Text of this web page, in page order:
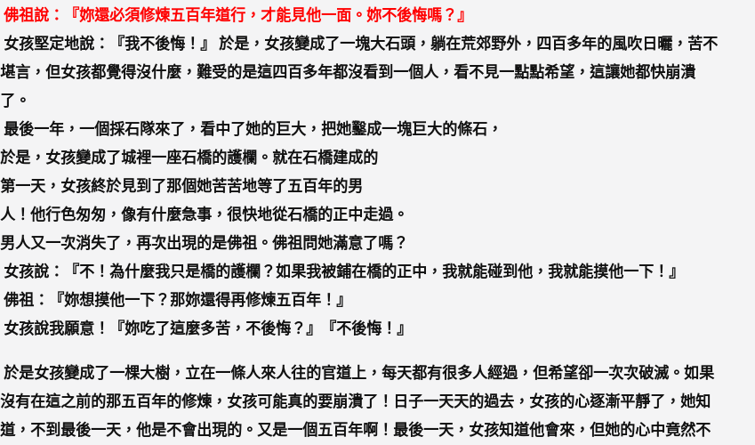
佛祖說：『妳還必須修煉五百年道行，才能見他一面。妳不後悔嗎？』
女孩堅定地說：『我不後悔！』 於是，女孩變成了一塊大石頭，躺在荒郊野外，四百多年的風吹日曬，苦不
堪言，但女孩都覺得沒什麼，難受的是這四百多年都沒看到一個人，看不見一點點希望，這讓她都快崩潰
了。
最後一年，一個採石隊來了，看中了她的巨大，把她鑿成一塊巨大的條石，
於是，女孩變成了城裡一座石橋的護欄。就在石橋建成的
第一天，女孩終於見到了那個她苦苦地等了五百年的男
人！他行色匆匆，像有什麼急事，很快地從石橋的正中走過。
男人又一次消失了，再次出現的是佛祖。佛祖問她滿意了嗎？
女孩說：『不！為什麼我只是橋的護欄？如果我被鋪在橋的正中，我就能碰到他，我就能摸他一下！』
佛祖：『妳想摸他一下？那妳還得再修煉五百年！』
女孩說我願意！『妳吃了這麼多苦，不後悔？』『不後悔！』
於是女孩變成了一棵大樹，立在一條人來人往的官道上，每天都有很多人經過，但希望卻一次次破滅。如果
沒有在這之前的那五百年的修煉，女孩可能真的要崩潰了！日子一天天的過去，女孩的心逐漸平靜了，她知
道，不到最後一天，他是不會出現的。又是一個五百年啊！最後一天，女孩知道他會來，但她的心中竟然不